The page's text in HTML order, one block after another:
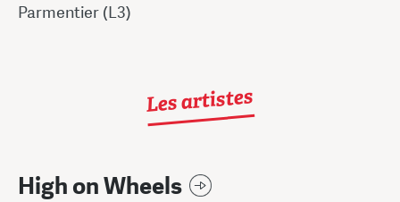
Parmentier (L3)
Les artistes
High on Wheels